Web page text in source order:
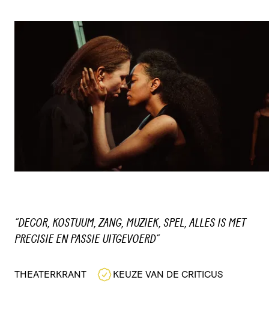
“DECOR, KOSTUUM, ZANG, MUZIEK, SPEL, ALLES IS MET
PRECISIE EN PASSIE UITGEVOERD”
THEATERKRANT KEUZE VAN DE CRITICUS